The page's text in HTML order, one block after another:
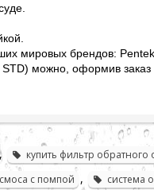
мировых брендов:
STD) можно, оформив
, купить фильтр обратного
с помпой , система